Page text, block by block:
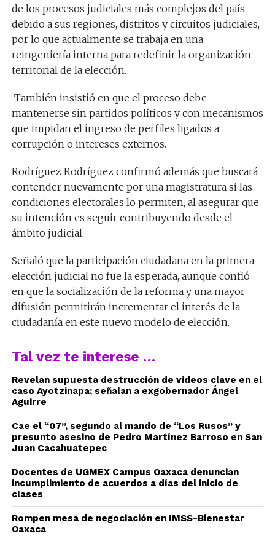
de los procesos judiciales más complejos del país
debido a sus regiones, distritos y circuitos judiciales,
por lo que actualmente se trabaja en una
reingeniería interna para redefinir la organización
territorial de la elección.
También insistió en que el proceso debe
mantenerse sin partidos políticos y con mecanismos
que impidan el ingreso de perfiles ligados a
corrupción o intereses externos.
Rodríguez Rodríguez confirmó además que buscará
contender nuevamente por una magistratura si las
condiciones electorales lo permiten, al asegurar que
su intención es seguir contribuyendo desde el
ámbito judicial.
Señaló que la participación ciudadana en la primera
elección judicial no fue la esperada, aunque confió
en que la socialización de la reforma y una mayor
difusión permitirán incrementar el interés de la
ciudadanía en este nuevo modelo de elección.
Tal vez te interese …
Revelan supuesta destrucción de videos clave en el
caso Ayotzinapa; señalan a exgobernador Ángel
Aguirre
Cae el “07”, segundo al mando de “Los Rusos” y
presunto asesino de Pedro Martínez Barroso en San
Juan Cacahuatepec
Docentes de UGMEX Campus Oaxaca denuncian
incumplimiento de acuerdos a días del inicio de
clases
Rompen mesa de negociación en IMSS-Bienestar
Oaxaca